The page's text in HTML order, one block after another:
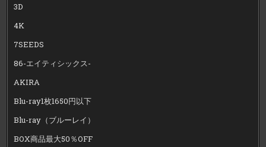
3D
4K
7SEEDS
86-エイティシックス-
AKIRA
Blu-ray1枚1650円以下
Blu-ray（ブルーレイ）
BOX商品最大50％OFF